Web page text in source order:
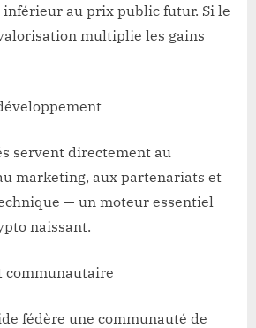
au prix public futur. Si le
multiplie les gains
servent directement au
marketing, aux partenariats et
— un moteur essentiel
naissant.
communautaire
fédère une communauté de